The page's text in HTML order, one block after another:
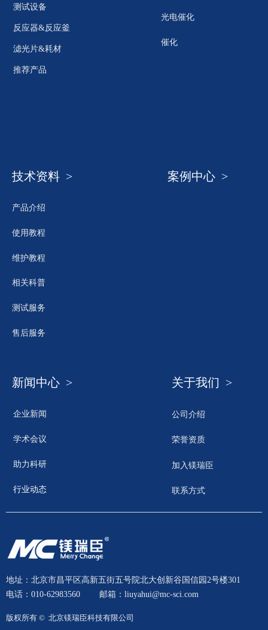
测试设备
反应器&反应釜
滤光片&耗材
推荐产品
光电催化
催化
技术资料 >
产品介绍
使用教程
维护教程
相关科普
测试服务
售后服务
案例中心 >
新闻中心 >
企业新闻
学术会议
助力科研
行业动态
关于我们 >
公司介绍
荣誉资质
加入镁瑞臣
联系方式
版权所有 © 北京镁瑞臣科技有限公司
地址：北京市昌平区高新五街五号院北大创新谷国信园2号楼301
电话：010-62983560 邮箱：liuyahui@mc-sci.com